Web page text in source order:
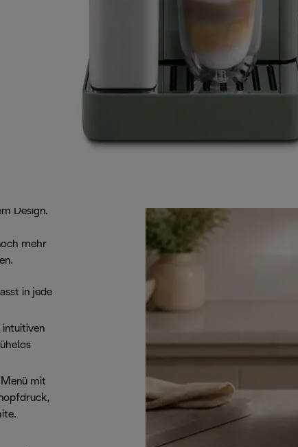
der
die
passt
Design.
mehr
in jede
intuitiven
mit